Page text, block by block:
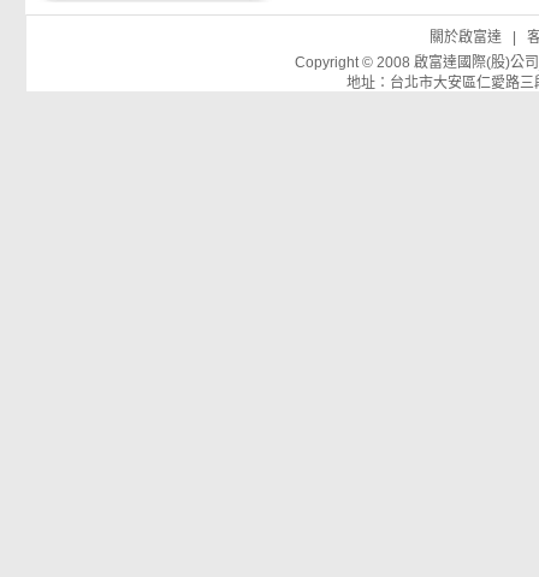
關於啟富達
Copyright © 2008 啟富達國際(股)公
地址：台北市大安區仁愛路